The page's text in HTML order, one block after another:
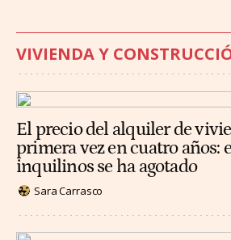
VIVIENDA Y
El precio del alquiler de
primera vez en cuatro años:
inquilinos se ha agotado
Sara Carrasco